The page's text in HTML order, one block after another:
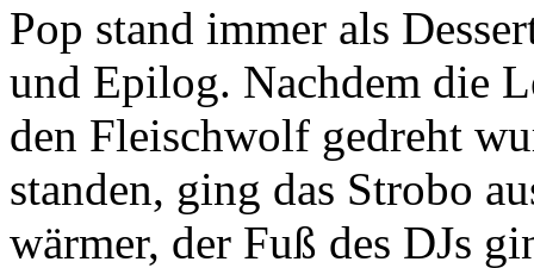
Pop stand immer als
und Epilog. Nachdem die
den Fleischwolf gedreht
standen, ging das Strobo
wärmer, der Fuß des DJs